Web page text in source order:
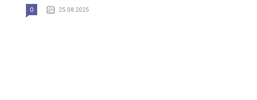
0 25.08.2025